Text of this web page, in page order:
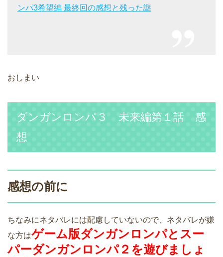
ンパ3希望編 最終回の感想と残った謎
おしまい
ダンガンロンパ３ 未来編第１話 感
想
感想の前に
ちなみにネタバレには配慮していないので、ネタバレが嫌
な方はゲーム版ダンガンロンパとスー
パーダンガンロンパ２を遊びましょ